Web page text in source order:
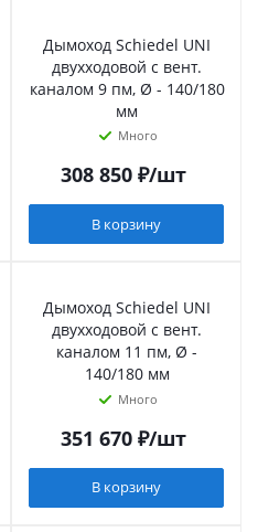
Дымоход Schiedel UNI
двухходовой с вент.
каналом 9 пм, Ø - 140/180
мм
Много
308 850₽/шт
В корзину
Дымоход Schiedel UNI
двухходовой с вент.
каналом 11 пм, Ø -
140/180 мм
Много
351 670₽/шт
В корзину